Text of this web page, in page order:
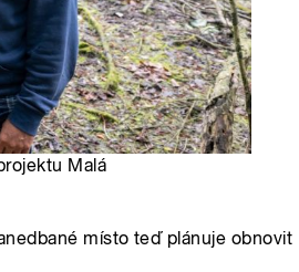
Malá
místo teď plánuje obnovit